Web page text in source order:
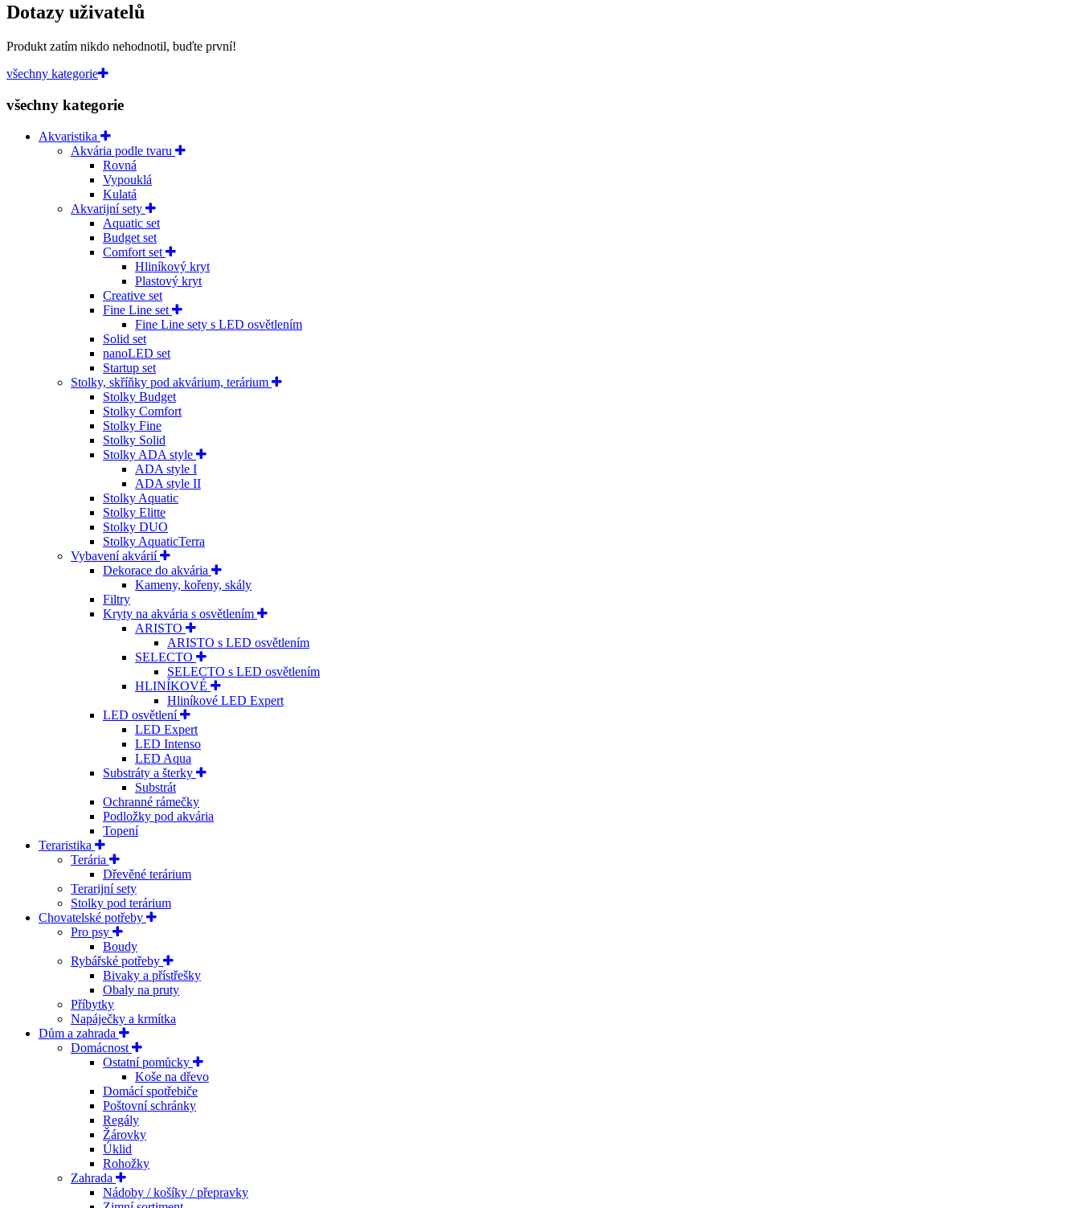
Dotazy uživatelů
Produkt zatím nikdo nehodnotil, buďte první!
všechny kategorie
všechny kategorie
Akvaristika
Akvária podle tvaru
Rovná
Vypouklá
Kulatá
Akvarijní sety
Aquatic set
Budget set
Comfort set
Hliníkový kryt
Plastový kryt
Creative set
Fine Line set
Fine Line sety s LED osvětlením
Solid set
nanoLED set
Startup set
Stolky, skříňky pod akvárium, terárium
Stolky Budget
Stolky Comfort
Stolky Fine
Stolky Solid
Stolky ADA style
ADA style I
ADA style II
Stolky Aquatic
Stolky Elitte
Stolky DUO
Stolky AquaticTerra
Vybavení akvárií
Dekorace do akvária
Kameny, kořeny, skály
Filtry
Kryty na akvária s osvětlením
ARISTO
ARISTO s LED osvětlením
SELECTO
SELECTO s LED osvětlením
HLINÍKOVÉ
Hliníkové LED Expert
LED osvětlení
LED Expert
LED Intenso
LED Aqua
Substráty a šterky
Substrát
Ochranné rámečky
Podložky pod akvária
Topení
Teraristika
Terária
Dřevěné terárium
Terarijní sety
Stolky pod terárium
Chovatelské potřeby
Pro psy
Boudy
Rybářské potřeby
Bivaky a přístřešky
Obaly na pruty
Příbytky
Napáječky a krmítka
Dům a zahrada
Domácnost
Ostatní pomůcky
Koše na dřevo
Domácí spotřebiče
Poštovní schránky
Regály
Žárovky
Úklid
Rohožky
Zahrada
Nádoby / košíky / přepravky